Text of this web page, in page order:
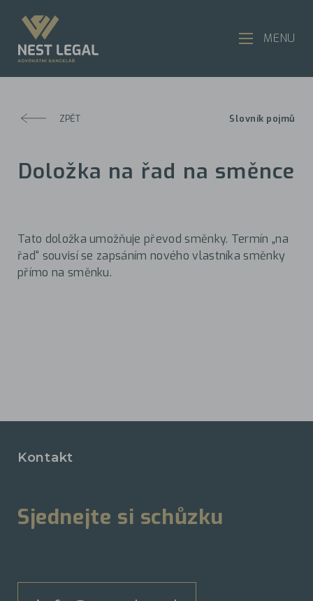
ZPĚT Slovník pojmů
Doložka na řad na směnce
Tato doložka umožňuje převod směnky. Termín „na
řad“ souvisí se zapsáním nového vlastníka směnky
přímo na směnku.
Kontakt
Sjednejte si schůzku
MENU